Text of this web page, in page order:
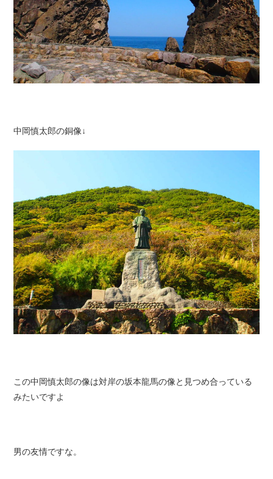
中岡慎太郎の銅像↓
この中岡慎太郎の像は対岸の坂本龍馬の像と見つめ合っている
みたいですよ
男の友情ですな。